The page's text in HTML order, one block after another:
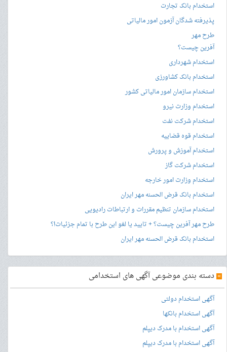
استخدام بانک تجارت
پذیرفته شدگان آزمون امور مالیاتی
طرح مهر
آفرین چیست؟
استخدام شهرداری
استخدام بانک کشاورزی
استخدام سازمان امور مالیاتی کشور
استخدام وزارت نیرو
استخدام شرکت نفت
استخدام قوه قضاییه
استخدام آموزش و پرورش
استخدام شرکت گاز
استخدام وزارت امور خارجه
استخدام بانک قرض الحسنه مهر ایران
استخدام سازمان تنظیم مقررات و ارتباطات رادیویی
طرح مهر آفرین چیست؟ + تایید یا لغو این طرح با تمام جزئیات!؟
استخدام بانک قرض الحسنه مهر ایران
» دسته بندی موضوعی آگهی های استخدامی
آگهی استخدام دولتی
آگهی استخدام بانکها
آگهی استخدام با مدرک دیپلم
آگهی استخدام با مدرک دیپلم